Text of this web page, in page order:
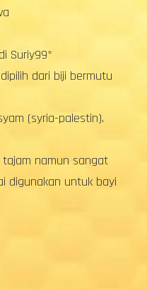
Suriy99*
dari biji bermutu
(syria-palestin).
namun sangat
digunakan untuk bayi